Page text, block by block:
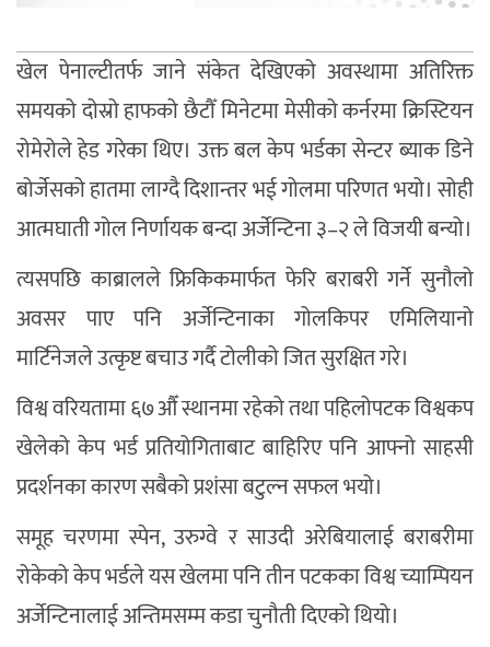
खेल पेनाल्टीतर्फ जाने संकेत देखिएको अवस्थामा अतिरिक्त
समयको दोस्रो हाफको छैटौँ मिनेटमा मेसीको कर्नरमा क्रिस्टियन
रोमेरोले हेड गरेका थिए। उक्त बल केप भर्डका सेन्टर ब्याक डिने
बोर्जेसको हातमा लाग्दै दिशान्तर भई गोलमा परिणत भयो। सोही
आत्मघाती गोल निर्णायक बन्दा अर्जेन्टिना ३–२ ले विजयी बन्यो।
त्यसपछि काब्रालले फ्रिकिकमार्फत फेरि बराबरी गर्ने सुनौलो
अवसर पाए पनि अर्जेन्टिनाका गोलकिपर एमिलियानो
मार्टिनेजले उत्कृष्ट बचाउ गर्दै टोलीको जित सुरक्षित गरे।
विश्व वरियतामा ६७औँ स्थानमा रहेको तथा पहिलोपटक विश्वकप
खेलेको केप भर्ड प्रतियोगिताबाट बाहिरिए पनि आफ्नो साहसी
प्रदर्शनका कारण सबैको प्रशंसा बटुल्न सफल भयो।
समूह चरणमा स्पेन, उरुग्वे र साउदी अरेबियालाई बराबरीमा
रोकेको केप भर्डले यस खेलमा पनि तीन पटकका विश्व च्याम्पियन
अर्जेन्टिनालाई अन्तिमसम्म कडा चुनौती दिएको थियो।